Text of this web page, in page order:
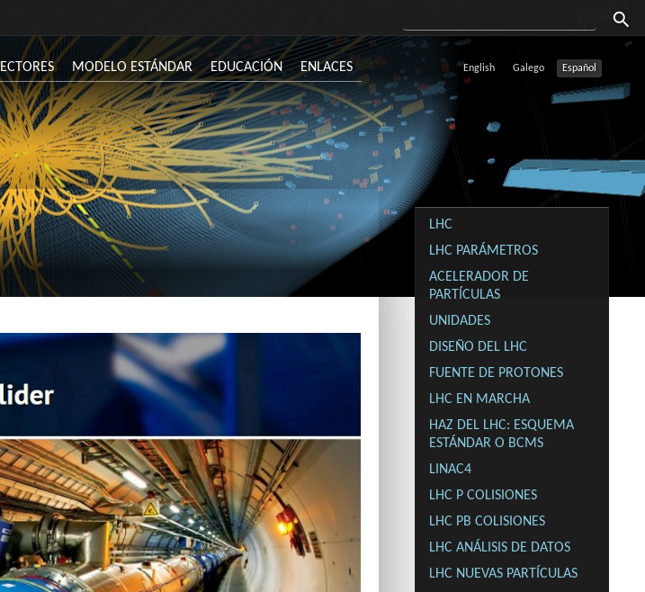
Español
Galego
English
MODELO ESTÁNDAR EDUCACIÓN ENLACES
LHC
LHC PARÁMETROS
ACELERADOR DE
PARTÍCULAS
UNIDADES
DISEÑO DEL LHC
FUENTE DE PROTONES
LHC EN MARCHA
HAZ DEL LHC: ESQUEMA
ESTÁNDAR O BCMS
LINAC4
LHC P COLISIONES
LHC PB COLISIONES
LHC ANÁLISIS DE DATOS
LHC NUEVAS PARTÍCULAS